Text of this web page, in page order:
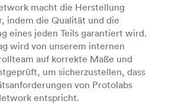
macht die Herstellung
indem die Qualität und die
eines jeden Teils garantiert wird.
wird von unserem internen
auf korrekte Maße und
um sicherzustellen, dass
von Protolabs
entspricht.